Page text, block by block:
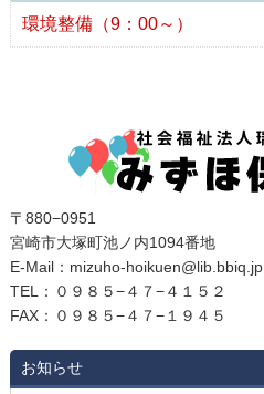
環境整備（9：00～）
〒880−0951
宮崎市大塚町池ノ内1094番地
E‐Mail：mizuho-hoikuen@lib.bbiq.jp
TEL：０９８５−４７−４１５２
FAX：０９８５−４７−１９４５
お知らせ